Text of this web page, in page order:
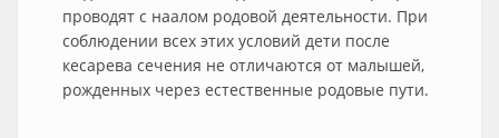
проводят с наалом родовой деятельности. При
соблюдении всех этих условий дети после
кесарева сечения не отличаются от малышей,
рожденных через естественные родовые пути.